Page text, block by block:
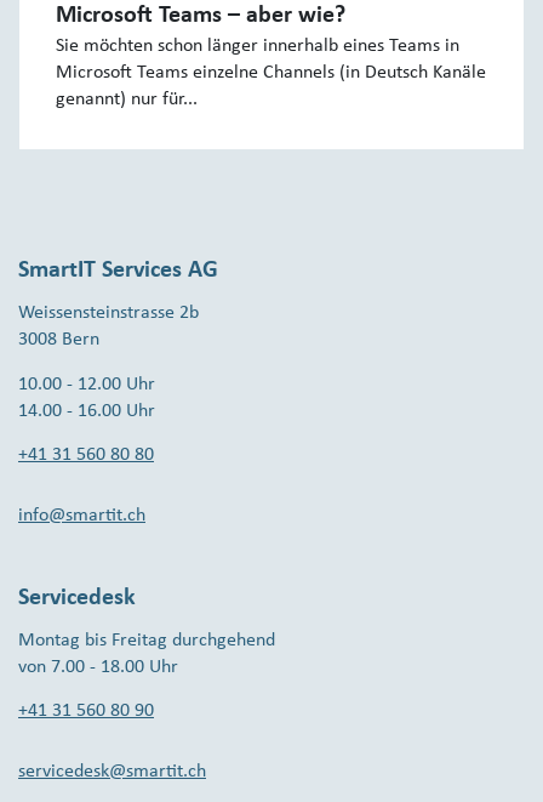
Microsoft Teams – aber wie?
Sie möchten schon länger innerhalb eines Teams in
Microsoft Teams einzelne Channels (in Deutsch Kanäle
genannt) nur für...
SmartIT Services AG
Weissensteinstrasse 2b
3008 Bern
10.00 - 12.00 Uhr
14.00 - 16.00 Uhr
+41 31 560 80 80
info@smartit.ch
Servicedesk
Montag bis Freitag durchgehend
von 7.00 - 18.00 Uhr
+41 31 560 80 90
servicedesk@smartit.ch